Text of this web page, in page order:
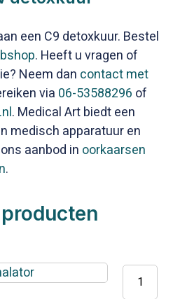
een C9 detoxkuur. Bestel
. Heeft u vragen of
Neem dan contact met
via 06-53588296 of
. Medical Art biedt een
medisch apparatuur en
aanbod in oorkaarsen
.
Hete